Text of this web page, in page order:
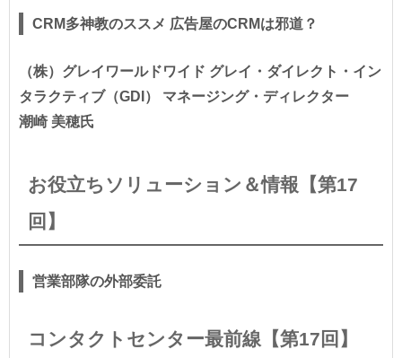
CRM多神教のススメ 広告屋のCRMは邪道？
（株）グレイワールドワイド グレイ・ダイレクト・イン
タラクティブ（GDI） マネージング・ディレクター
潮崎 美穂氏
お役立ちソリューション＆情報【第17
回】
営業部隊の外部委託
コンタクトセンター最前線【第17回】